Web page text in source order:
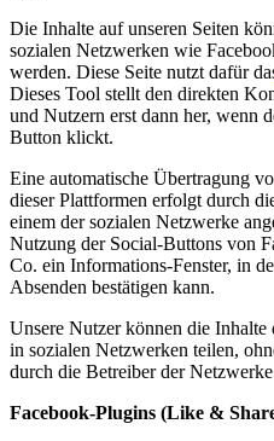
Die Inhalte auf unseren Seiten
sozialen Netzwerken wie
werden. Diese Seite nutzt dafür
Dieses Tool stellt den direkten
und Nutzern erst dann her, wenn
Button klickt.
Eine automatische Übertragung
dieser Plattformen erfolgt durch
einem der sozialen Netzwerke
Nutzung der Social-Buttons von
Co. ein Informations-Fenster, in
Absenden bestätigen kann.
Unsere Nutzer können die Inhalte
in sozialen Netzwerken teilen,
durch die Betreiber der
Facebook-Plugins (Like &